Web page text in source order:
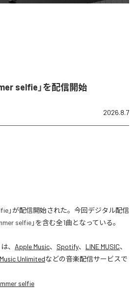
selfie」を配信開始
2026.8.7
」が配信開始された。今回デジタル配信
selfie」を含む全1曲となっている。
は、 Apple Music、 Spotify、 LINE MUSIC、
Unlimitedなどの音楽配信サービスで
selfie